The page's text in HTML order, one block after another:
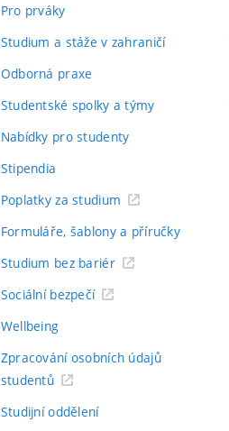
Pro prváky
Studium a stáže v zahraničí
Odborná praxe
Studentské spolky a týmy
Nabídky pro studenty
Stipendia
Poplatky za studium
Formuláře, šablony a příručky
Studium bez bariér
Sociální bezpečí
Wellbeing
Zpracování osobních údajů
studentů
Studijní oddělení